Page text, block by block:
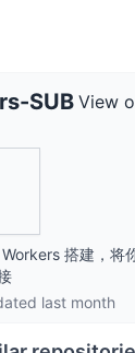
SUB View
搭建，将
last month